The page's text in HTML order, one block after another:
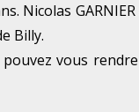
Nicolas
Billy.
vous